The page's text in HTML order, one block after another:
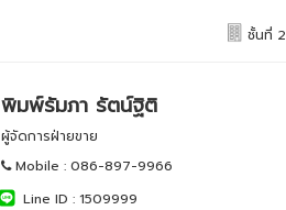
ชั้นที่ 2
พิมพ์รัมภา รัตน์ฐิติ
ผู้จัดการฝ่ายขาย
Mobile :086-897-9966
Line ID :1509999